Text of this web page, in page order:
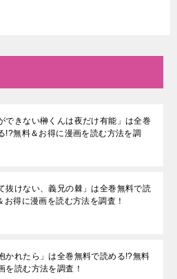
できない榊くんは夜だけ有能」は全巻
!?無料＆お得に漫画を読む⽅法を調
抜けない、義兄の棘」は全巻無料で読
お得に漫画を読む⽅法を調査！
かれたら」は全巻無料で読める!?無料
を読む⽅法を調査！